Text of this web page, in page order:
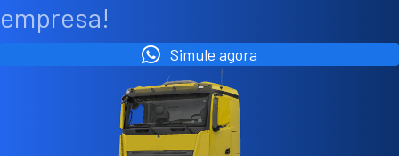
empresa!
Simule agora